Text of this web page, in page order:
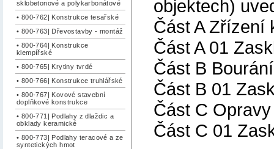
sklobetonové a polykarbonátové
• 800-762| Konstrukce tesařské
• 800-763| Dřevostavby - montáž
• 800-764| Konstrukce
klempířské
• 800-765| Krytiny tvrdé
• 800-766| Konstrukce truhlářské
• 800-767| Kovové stavební
doplňkové konstrukce
• 800-771| Podlahy z dlaždic a
obklady keramické
• 800-773| Podlahy teracové a ze
syntetických hmot
objektech)
Část A Zřízení
Část A 01
Část B
Část B 01
Část C
Část C 01